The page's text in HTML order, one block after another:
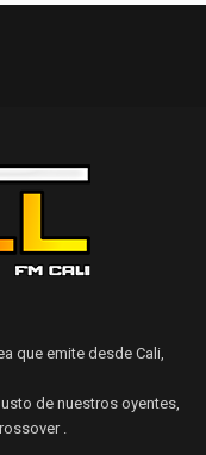
que emite desde Cali,
de nuestros oyentes,
.